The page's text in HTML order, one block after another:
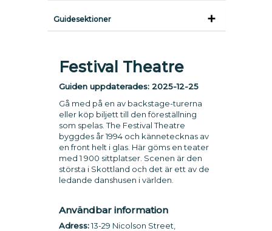
Guidesektioner
Festival Theatre
Guiden uppdaterades: 2025-12-25
Gå med på en av backstage-turerna
eller köp biljett till den föreställning
som spelas. The Festival Theatre
byggdes år 1994 och kännetecknas av
en front helt i glas. Här göms en teater
med 1 900 sittplatser. Scenen är den
största i Skottland och det är ett av de
ledande danshusen i världen.
Användbar information
Adress:13-29 Nicolson Street,